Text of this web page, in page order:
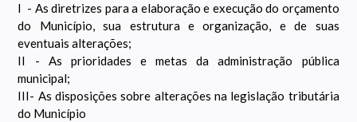
I - As diretrizes para a elaboração e execução do orçamento
do Município, sua estrutura e organização, e de suas
eventuais alterações;
II - As prioridades e metas da administração pública
municipal;
III- As disposições sobre alterações na legislação tributária
do Município